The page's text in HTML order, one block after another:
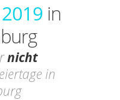
2019 in
nicht
in